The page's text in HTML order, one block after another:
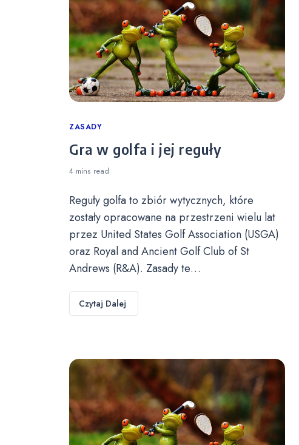
Categories
ZASADY
Gra w golfa i jej reguły
4 mins read
Reguły golfa to zbiór wytycznych, które
zostały opracowane na przestrzeni wielu lat
przez United States Golf Association (USGA)
oraz Royal and Ancient Golf Club of St
Andrews (R&A). Zasady te…
Czytaj Dalej